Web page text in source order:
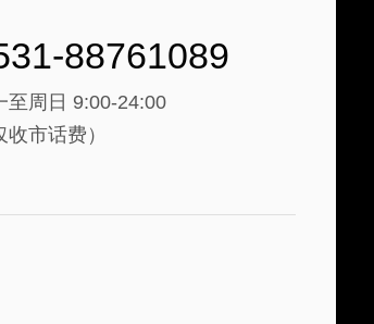
88761089
至周日 9:00-24:00
收市话费）